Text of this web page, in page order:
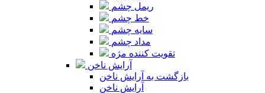
ریمل چشم
خط چشم
سایه چشم
مداد چشم
تقویت کننده مژه
آرایش ناخن
بازگشت به آرایش ناخن
آرایش ناخن